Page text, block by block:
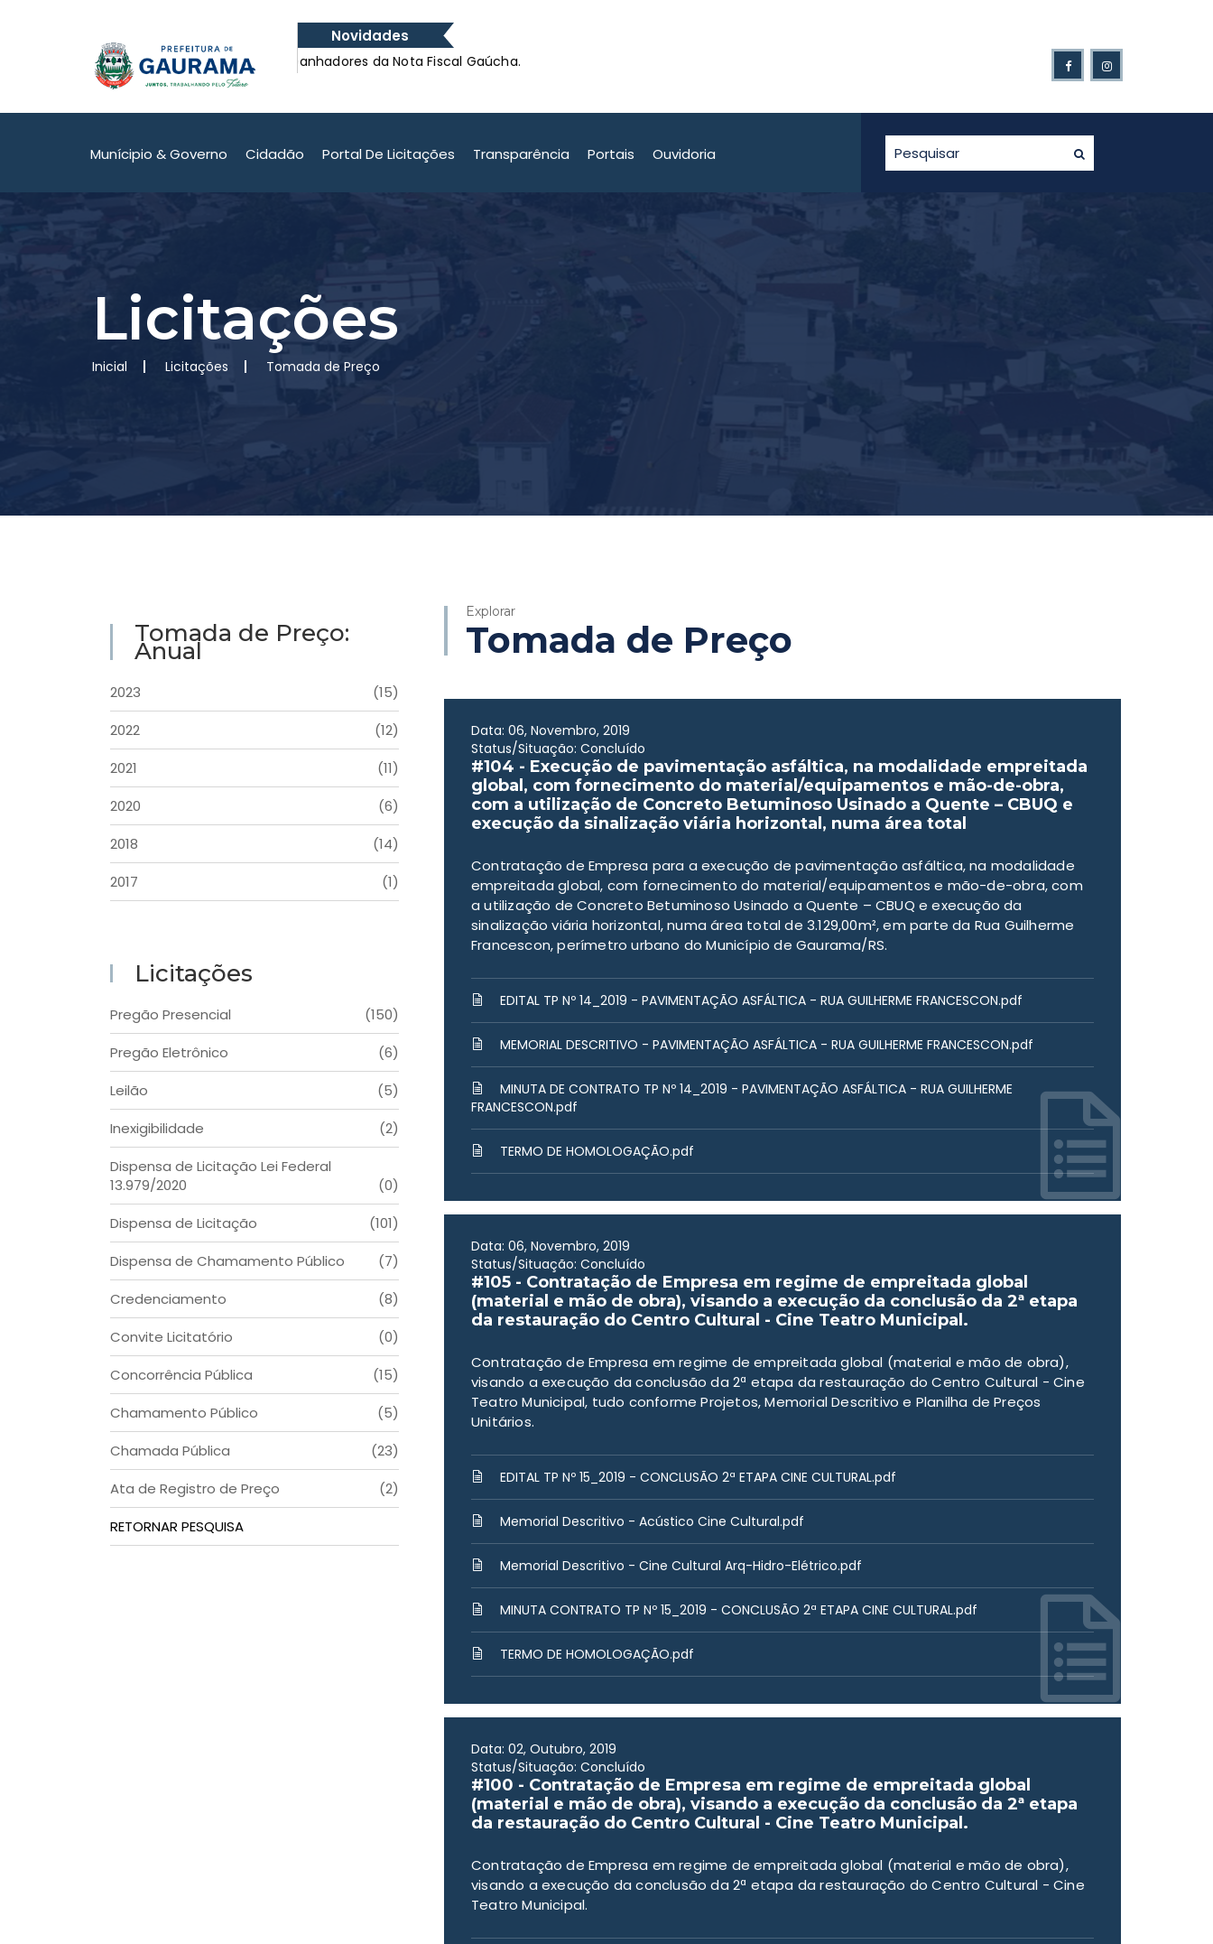
Novidades
atendimento em Confira os Ganhadores da Nota Fiscal Gaúcha. O município de Gaurama é novamente afetado pelo excesso de chuvas.
Munícipio & Governo Cidadão Portal De Licitações Transparência Portais Ouvidoria
Licitações
Inicial Licitações Tomada de Preço
Tomada de Preço:
Anual
2023
(15)
2022
(12)
2021
(11)
2020
(6)
2018
(14)
2017
(1)
Licitações
Pregão Presencial
(150)
Pregão Eletrônico
(6)
Leilão
(5)
Inexigibilidade
(2)
Dispensa de Licitação Lei Federal
13.979/2020
(0)
Dispensa de Licitação
(101)
Dispensa de Chamamento Público
(7)
Credenciamento
(8)
Convite Licitatório
(0)
Concorrência Pública
(15)
Chamamento Público
(5)
Chamada Pública
(23)
Ata de Registro de Preço
(2)
RETORNAR PESQUISA
Explorar
Tomada de Preço
Data: 06, Novembro, 2019
Status/Situação: Concluído
#104 - Execução de pavimentação asfáltica, na modalidade empreitada
global, com fornecimento do material/equipamentos e mão-de-obra,
com a utilização de Concreto Betuminoso Usinado a Quente – CBUQ e
execução da sinalização viária horizontal, numa área total
Contratação de Empresa para a execução de pavimentação asfáltica, na modalidade
empreitada global, com fornecimento do material/equipamentos e mão-de-obra, com
a utilização de Concreto Betuminoso Usinado a Quente – CBUQ e execução da
sinalização viária horizontal, numa área total de 3.129,00m², em parte da Rua Guilherme
Francescon, perímetro urbano do Município de Gaurama/RS.
EDITAL TP Nº 14_2019 - PAVIMENTAÇÃO ASFÁLTICA - RUA GUILHERME FRANCESCON.pdf
MEMORIAL DESCRITIVO - PAVIMENTAÇÃO ASFÁLTICA - RUA GUILHERME FRANCESCON.pdf
MINUTA DE CONTRATO TP Nº 14_2019 - PAVIMENTAÇÃO ASFÁLTICA - RUA GUILHERME
FRANCESCON.pdf
TERMO DE HOMOLOGAÇÃO.pdf
Data: 06, Novembro, 2019
Status/Situação: Concluído
#105 - Contratação de Empresa em regime de empreitada global
(material e mão de obra), visando a execução da conclusão da 2ª etapa
da restauração do Centro Cultural - Cine Teatro Municipal.
Contratação de Empresa em regime de empreitada global (material e mão de obra),
visando a execução da conclusão da 2ª etapa da restauração do Centro Cultural - Cine
Teatro Municipal, tudo conforme Projetos, Memorial Descritivo e Planilha de Preços
Unitários.
EDITAL TP Nº 15_2019 - CONCLUSÃO 2ª ETAPA CINE CULTURAL.pdf
Memorial Descritivo - Acústico Cine Cultural.pdf
Memorial Descritivo - Cine Cultural Arq-Hidro-Elétrico.pdf
MINUTA CONTRATO TP Nº 15_2019 - CONCLUSÃO 2ª ETAPA CINE CULTURAL.pdf
TERMO DE HOMOLOGAÇÃO.pdf
Data: 02, Outubro, 2019
Status/Situação: Concluído
#100 - Contratação de Empresa em regime de empreitada global
(material e mão de obra), visando a execução da conclusão da 2ª etapa
da restauração do Centro Cultural - Cine Teatro Municipal.
Contratação de Empresa em regime de empreitada global (material e mão de obra),
visando a execução da conclusão da 2ª etapa da restauração do Centro Cultural - Cine
Teatro Municipal.